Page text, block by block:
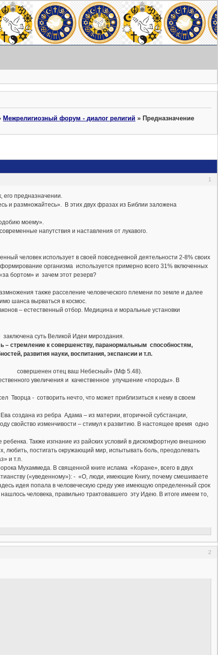
Межрелигиозный форум - диалог религий »Предназначение
1
его предназначении.
и размножайтесь». В этих двух фразах из Библии заложена
моему».
напутствия и наставления от лукавого.
человек использует в своей повседневной деятельности 2-8% своих
организма используется примерно всего 31% включенных
бортом» и зачем этот резерв?
также расселение человеческого племени по земле и далее
шанса вырваться в космос.
– естественный отбор. Медицина и моральные установки
суть Великой Идеи мироздания.
– стремление к совершенству, паранормальным способностям,
развития науки, воспитания, экспансии и т.п.
отец ваш Небесный» (Мф 5.48).
увеличения и качественное улучшение «породы». В
Творца - сотворить нечто, что может приблизиться к нему в своем
создана из ребра Адама – из материи, вторичной субстанции,
свойство изменчивости – стимул к развитию. В настоящее время одно
Также изгнание из райских условий в дискомфортную внешнюю
любить, постигать окружающий мир, испытывать боль, преодолевать
и т.п.
Мухаммеда. В священной книге ислама «Коране», всего в двух
(«уведенному»): - «О, люди, имеющие Книгу, почему смешиваете
идея попала в человеческую среду уже имеющую определенный срок
человека, правильно трактовавшего эту Идею. В итоге имеем то,
2